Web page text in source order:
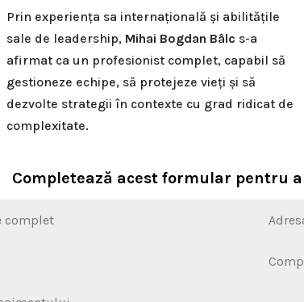
Prin experiența sa internațională și abilitățile
sale de leadership, Mihai Bogdan Bâlc s-a
afirmat ca un profesionist complet, capabil să
gestioneze echipe, să protejeze vieți și să
dezvolte strategii în contexte cu grad ridicat de
complexitate.
Completează acest formular pentru